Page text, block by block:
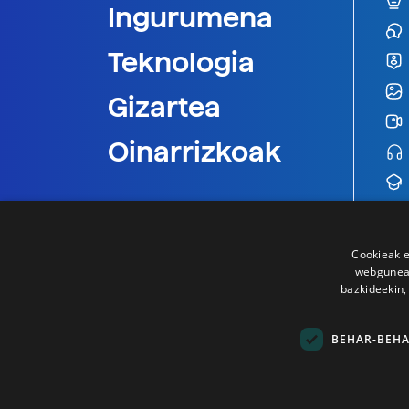
Ingurumena
Teknologia
Gizartea
Oinarrizkoak
Cookieak
BEHAR-